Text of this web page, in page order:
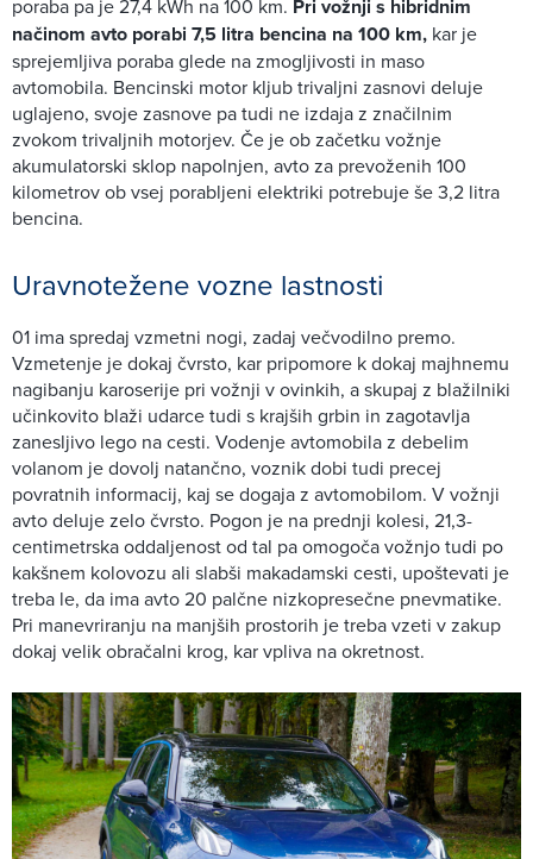
poraba pa je 27,4 kWh na 100 km. Pri vožnji s hibridnim
načinom avto porabi 7,5 litra bencina na 100 km, kar je
sprejemljiva poraba glede na zmogljivosti in maso
avtomobila. Bencinski motor kljub trivaljni zasnovi deluje
uglajeno, svoje zasnove pa tudi ne izdaja z značilnim
zvokom trivaljnih motorjev. Če je ob začetku vožnje
akumulatorski sklop napolnjen, avto za prevoženih 100
kilometrov ob vsej porabljeni elektriki potrebuje še 3,2 litra
bencina.
Uravnotežene vozne lastnosti
01 ima spredaj vzmetni nogi, zadaj večvodilno premo.
Vzmetenje je dokaj čvrsto, kar pripomore k dokaj majhnemu
nagibanju karoserije pri vožnji v ovinkih, a skupaj z blažilniki
učinkovito blaži udarce tudi s krajših grbin in zagotavlja
zanesljivo lego na cesti. Vodenje avtomobila z debelim
volanom je dovolj natančno, voznik dobi tudi precej
povratnih informacij, kaj se dogaja z avtomobilom. V vožnji
avto deluje zelo čvrsto. Pogon je na prednji kolesi, 21,3-
centimetrska oddaljenost od tal pa omogoča vožnjo tudi po
kakšnem kolovozu ali slabši makadamski cesti, upoštevati je
treba le, da ima avto 20 palčne nizkopresečne pnevmatike.
Pri manevriranju na manjših prostorih je treba vzeti v zakup
dokaj velik obračalni krog, kar vpliva na okretnost.